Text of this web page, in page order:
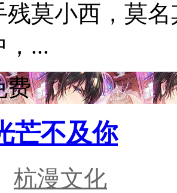
残莫小西，莫
，...
费
芒不及你
杭漫文化